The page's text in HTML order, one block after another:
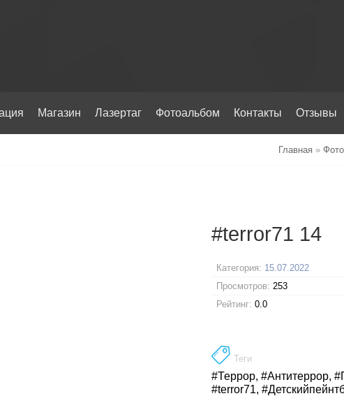
Магазин Лазертаг Фотоальбом Контакты Отзывы
Главная »
#terror71 14
Категория: 15.07.2022
Просмотров: 253
Рейтинг: 0.0
Теги
#Террор, #Антитеррор,
#terror71,